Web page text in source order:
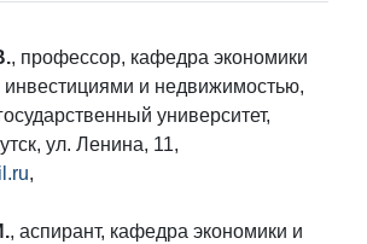
, профессор, кафедра экономики
инвестициями и недвижимостью,
университет,
ул. Ленина, 11,
,
, аспирант, кафедра экономики и